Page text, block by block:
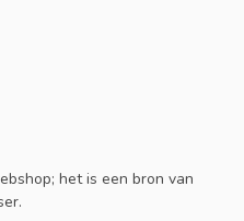
het is een bron van